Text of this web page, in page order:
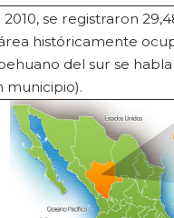
se registraron
históricamente
del sur se
municipio).